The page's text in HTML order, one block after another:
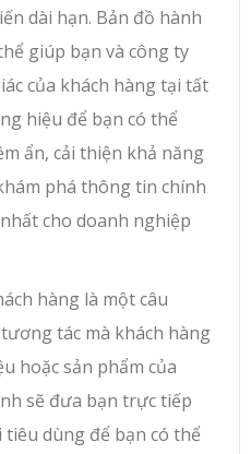
dài hạn. Bản đồ hành
giúp bạn và công ty
của khách hàng tại tất
hiệu để bạn có thể
ẩn, cải thiện khả năng
phá thông tin chính
cho doanh nghiệp
hàng là một câu
tác mà khách hàng
hoặc sản phẩm của
sẽ đưa bạn trực tiếp
dùng để bạn có thể